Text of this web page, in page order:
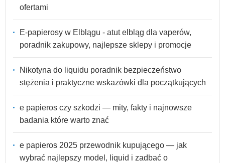
ofertami
E-papierosy w Elblągu - atut elbląg dla vaperów,
poradnik zakupowy, najlepsze sklepy i promocje
Nikotyna do liquidu poradnik bezpieczeństwo
stężenia i praktyczne wskazówki dla początkujących
e papieros czy szkodzi — mity, fakty i najnowsze
badania które warto znać
e papieros 2025 przewodnik kupującego — jak
wybrać najlepszy model, liquid i zadbać o